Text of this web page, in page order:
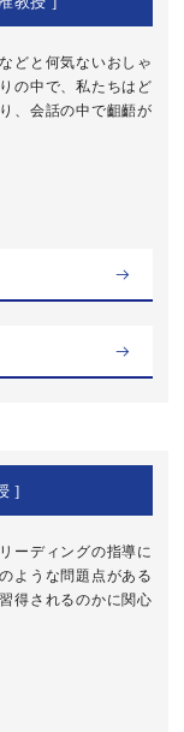
どと何気ないおしゃ
の中で、私たちはど
、会話の中で齟齬が
]
ーディングの指導に
ような問題点がある
得されるのかに関心